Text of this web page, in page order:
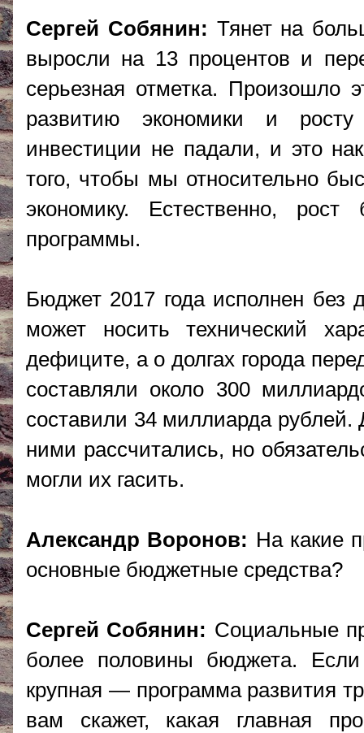
Сергей Собянин: Тянет на
выросли на 13 процентов и
серьезная отметка. Произошло
развитию экономики и
инвестиции не падали, и это
того, чтобы мы относительно
экономику. Естественно,
программы.
Бюджет 2017 года исполнен
может носить технический
дефиците, а о долгах города
составляли около 300
составили 34 миллиарда
ними рассчитались, но
могли их гасить.
Александр Воронов: На какие
основные бюджетные средства?
Сергей Собянин: Социальные
более половины бюджета.
крупная — программа развития
вам скажет, какая главная